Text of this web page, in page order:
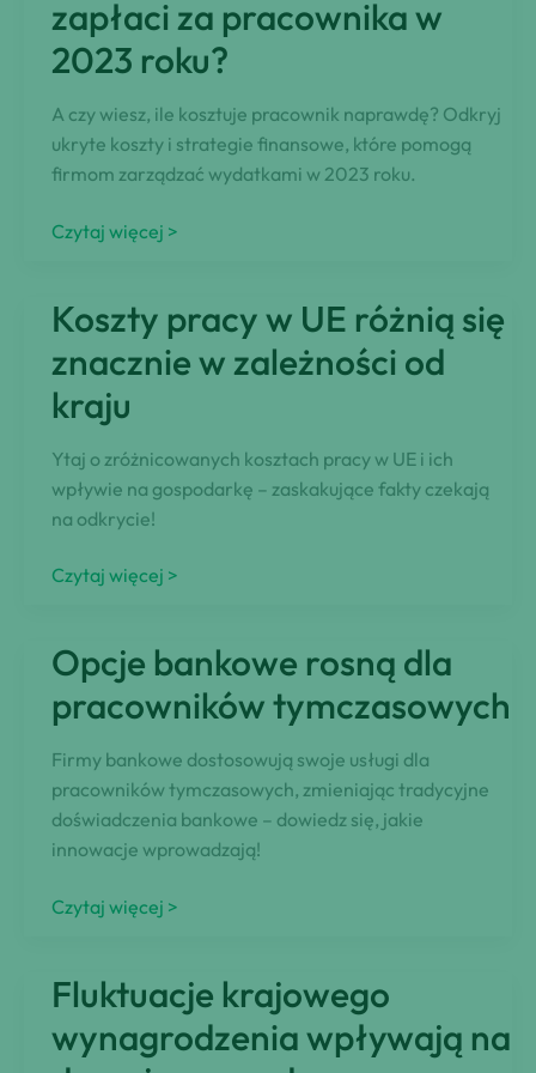
zyskasz)
Wynagrodzenia
35
tys.
zł
zapłaci za pracownika w
2023 roku?
A czy wiesz, ile kosztuje pracownik naprawdę? Odkryj
ukryte koszty i strategie finansowe, które pomogą
firmom zarządzać wydatkami w 2023 roku.
Ile
Ile
faktycznie
zapłaci
pracownika
w
2023
Czytaj więcej >
Koszty pracy w UE różnią się
znacznie w zależności od
kraju
Ytaj o zróżnicowanych kosztach pracy w UE i ich
wpływie na gospodarkę – zaskakujące fakty czekają
na odkrycie!
Koszty
UE
się
znacznie
w
zależności
od
Czytaj więcej >
Opcje bankowe rosną dla
pracowników tymczasowych
Firmy bankowe dostosowują swoje usługi dla
pracowników tymczasowych, zmieniając tradycyjne
doświadczenia bankowe – dowiedz się, jakie
innowacje wprowadzają!
Opcje
dla
tymczasowych
Czytaj więcej >
Fluktuacje krajowego
wynagrodzenia wpływają na